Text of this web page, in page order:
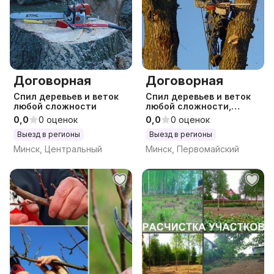
Договорная
Спил деревьев и веток
любой сложности
0,0
0 оценок
Выезд в регионы
Минск, Центральный
Договорная
Спил деревьев и веток
любой сложности,
удаление пней, снос
башен/труб
0,0 0 оценок
Выезд в регионы
Минск, Первомайский